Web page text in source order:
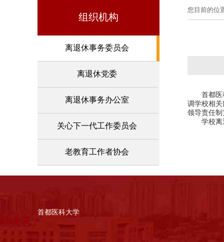
组织机构
离退休事务委员会
离退休党委
离退休事务办公室
关心下一代工作委员会
老教育工作者协会
您目前的位
首都医科
调学校相
领导责任
学校离退
首都医科大学